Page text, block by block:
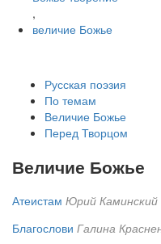
,
величие Божье
Русская поэзия
По темам
Величие Божье
Перед Творцом
Величие Божье
Атеистам Юрий Каминский
Благослови Галина